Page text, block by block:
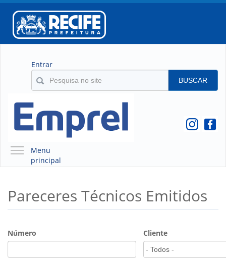
Entrar
BUSCAR
Menu
principal
QUEM SOMOS
O QUE É A EMPREL
ORGANOGRAMA
LOCALIZAÇÃO
Pareceres Técnicos Emitidos
Número Cliente